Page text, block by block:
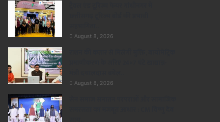
August 8, 2026
August 8, 2026